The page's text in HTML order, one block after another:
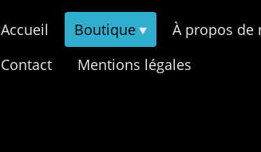
Accueil Boutique À propos de
Contact
Mentions légales